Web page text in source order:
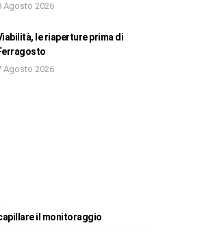
Agosto 2026
le riaperture prima di
Agosto 2026
il monitoraggio